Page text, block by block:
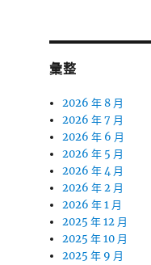
彙整
2026 年 8 月
2026 年 7 月
2026 年 6 月
2026 年 5 月
2026 年 4 月
2026 年 2 月
2026 年 1 月
2025 年 12 月
2025 年 10 月
2025 年 9 月